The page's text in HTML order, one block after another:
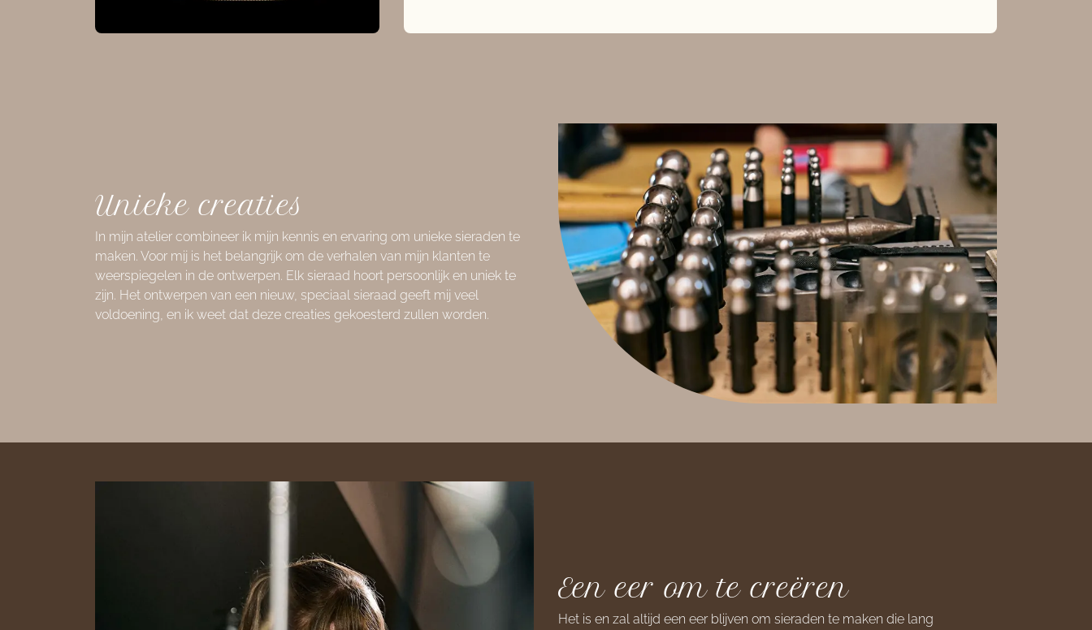
Unieke creaties
In mijn atelier combineer ik mijn kennis en ervaring om unieke sieraden te
maken. Voor mij is het belangrijk om de verhalen van mijn klanten te
weerspiegelen in de ontwerpen. Elk sieraad hoort persoonlijk en uniek te
zijn. Het ontwerpen van een nieuw, speciaal sieraad geeft mij veel
voldoening, en ik weet dat deze creaties gekoesterd zullen worden.
Een eer om te creëren
Het is en zal altijd een eer blijven om sieraden te maken die lang